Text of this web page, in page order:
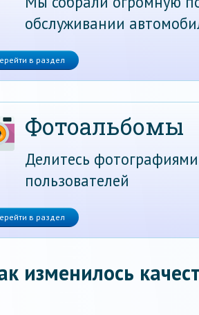
обслуживании
в раздел
Фотоальбомы
Делитесь
пользователей
в раздел
изменилось